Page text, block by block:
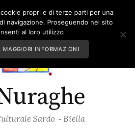
Sardo ~ Biella
propri e di terze parti per una
navigazione. Proseguendo nel sito
al loro utilizzo
MAGGIORI INFORMAZIONI